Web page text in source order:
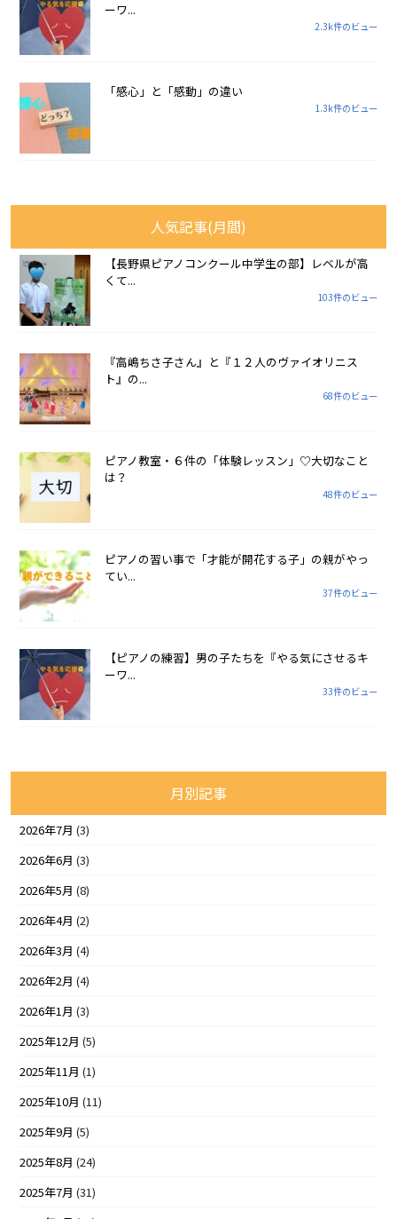
ーワ...
2.3k件のビュー
「感心」と「感動」の違い
1.3k件のビュー
人気記事(月間)
【長野県ピアノコンクール中学生の部】レベルが高
くて...
103件のビュー
『高嶋ちさ子さん』と『１２人のヴァイオリニス
ト』の...
68件のビュー
ピアノ教室・６件の「体験レッスン」♡大切なこと
は？
48件のビュー
ピアノの習い事で「才能が開花する子」の親がやっ
てい...
37件のビュー
【ピアノの練習】男の子たちを『やる気にさせるキ
ーワ...
33件のビュー
月別記事
2026年7月 (3)
2026年6月 (3)
2026年5月 (8)
2026年4月 (2)
2026年3月 (4)
2026年2月 (4)
2026年1月 (3)
2025年12月 (5)
2025年11月 (1)
2025年10月 (11)
2025年9月 (5)
2025年8月 (24)
2025年7月 (31)